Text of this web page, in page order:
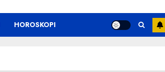
HOROSKOPI